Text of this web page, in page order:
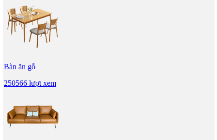
Bàn ăn gỗ
250566 lượt xem